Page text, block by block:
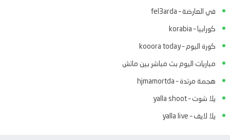
في العارضة – fel3arda
كورابيا – korabia
كورة اليوم – kooora today
مباريات اليوم بث مباشر بين ماتش
هجمة مرتدة – hjmamortda
يلا شوت – yalla shoot
يلا لايف – yalla live